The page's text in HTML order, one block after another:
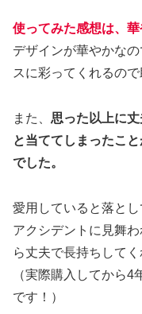
使ってみた感想は、 華
デザインが華やかな
スに彩ってくれるので
また、 思った以上に
と当ててしまったこ
でした。
愛用していると落と
アクシデントに見舞
ら丈夫で長持ちしてく
（実際購入してから4
です！）